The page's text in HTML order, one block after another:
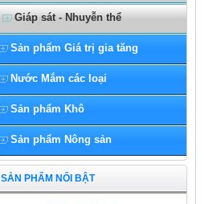
Giáp sát - Nhuyễn thể
Sản phẩm Giá trị gia tăng
Nước Mắm các loại
Sản phẩm Khô
Sản phẩm Nông sản
SẢN PHẨM NỔI BẬT